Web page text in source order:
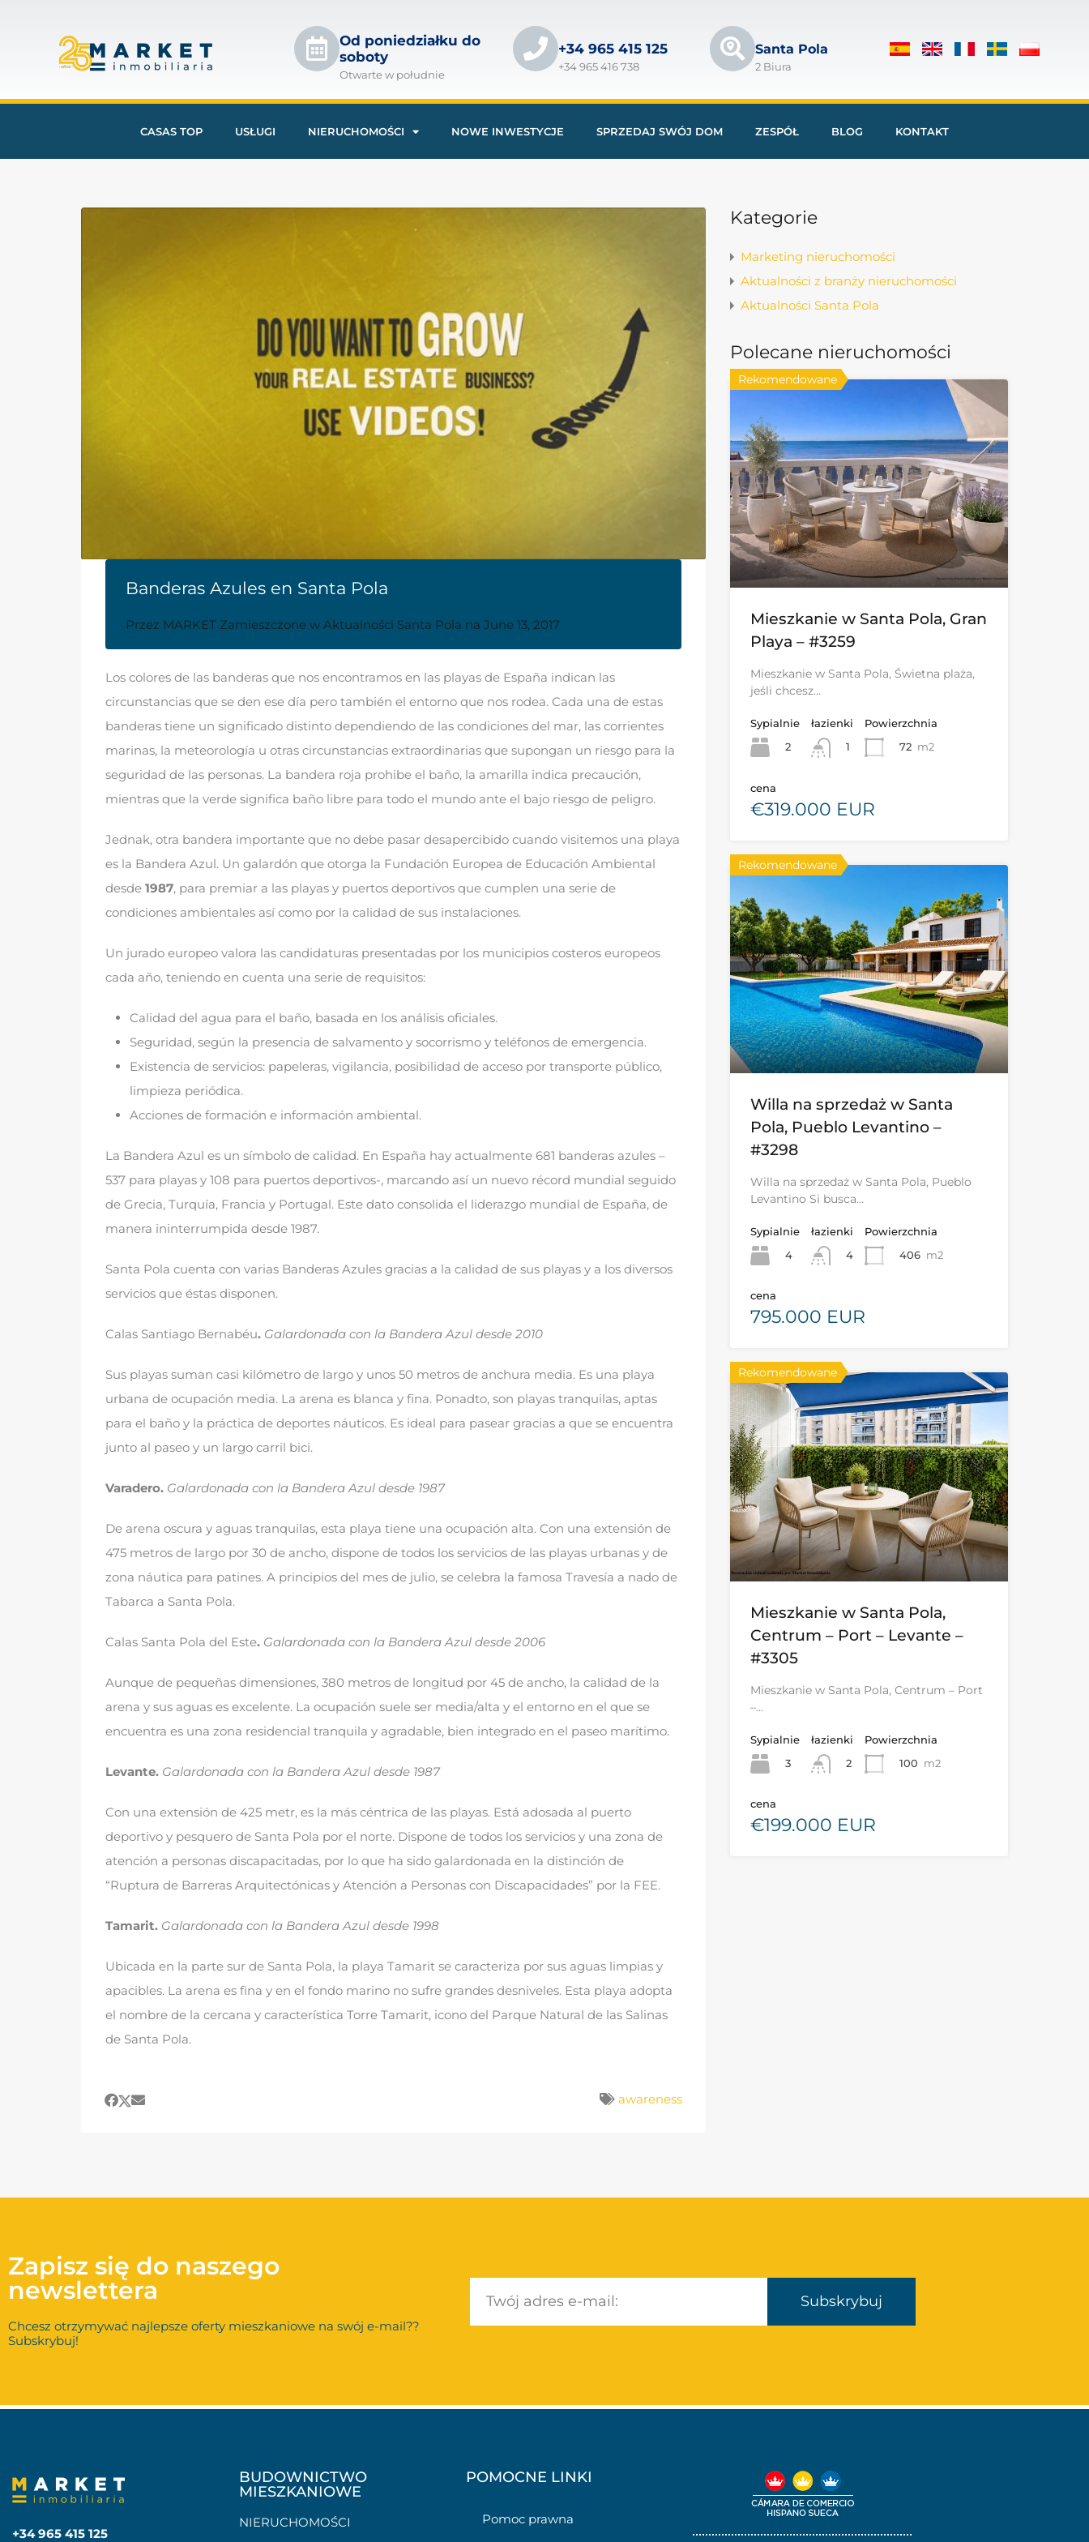
Od poniedziałku do
soboty
Otwarte w południe
+34 965 415 125
+34 965 416 738
Santa Pola
2 Biura
CASAS TOP USŁUGI NIERUCHOMOŚCI NOWE INWESTYCJE SPRZEDAJ SWÓJ DOM ZESPÓŁ BLOG KONTAKT
Banderas Azules en Santa Pola
Przez MARKET Zamieszczone w Aktualności Santa Pola na June 13, 2017
Los colores de las banderas que nos encontramos en las playas de España indican las
circunstancias que se den ese día pero también el entorno que nos rodea. Cada una de estas
banderas tiene un significado distinto dependiendo de las condiciones del mar, las corrientes
marinas, la meteorología u otras circunstancias extraordinarias que supongan un riesgo para la
seguridad de las personas. La bandera roja prohibe el baño, la amarilla indica precaución,
mientras que la verde significa baño libre para todo el mundo ante el bajo riesgo de peligro.
Jednak, otra bandera importante que no debe pasar desapercibido cuando visitemos una playa
es la Bandera Azul. Un galardón que otorga la Fundación Europea de Educación Ambiental
desde 1987, para premiar a las playas y puertos deportivos que cumplen una serie de
condiciones ambientales así como por la calidad de sus instalaciones.
Un jurado europeo valora las candidaturas presentadas por los municipios costeros europeos
cada año, teniendo en cuenta una serie de requisitos:
Calidad del agua para el baño, basada en los análisis oficiales.
Seguridad, según la presencia de salvamento y socorrismo y teléfonos de emergencia.
Existencia de servicios: papeleras, vigilancia, posibilidad de acceso por transporte público,
limpieza periódica.
Acciones de formación e información ambiental.
La Bandera Azul es un símbolo de calidad. En España hay actualmente 681 banderas azules –
537 para playas y 108 para puertos deportivos-, marcando así un nuevo récord mundial seguido
de Grecia, Turquía, Francia y Portugal. Este dato consolida el liderazgo mundial de España, de
manera ininterrumpida desde 1987.
Santa Pola cuenta con varias Banderas Azules gracias a la calidad de sus playas y a los diversos
servicios que éstas disponen.
Calas Santiago Bernabéu. Galardonada con la Bandera Azul desde 2010
Sus playas suman casi kilómetro de largo y unos 50 metros de anchura media. Es una playa
urbana de ocupación media. La arena es blanca y fina. Ponadto, son playas tranquilas, aptas
para el baño y la práctica de deportes náuticos. Es ideal para pasear gracias a que se encuentra
junto al paseo y un largo carril bici.
Varadero. Galardonada con la Bandera Azul desde 1987
De arena oscura y aguas tranquilas, esta playa tiene una ocupación alta. Con una extensión de
475 metros de largo por 30 de ancho, dispone de todos los servicios de las playas urbanas y de
zona náutica para patines. A principios del mes de julio, se celebra la famosa Travesía a nado de
Tabarca a Santa Pola.
Calas Santa Pola del Este. Galardonada con la Bandera Azul desde 2006
Aunque de pequeñas dimensiones, 380 metros de longitud por 45 de ancho, la calidad de la
arena y sus aguas es excelente. La ocupación suele ser media/alta y el entorno en el que se
encuentra es una zona residencial tranquila y agradable, bien integrado en el paseo marítimo.
Levante. Galardonada con la Bandera Azul desde 1987
Con una extensión de 425 metr, es la más céntrica de las playas. Está adosada al puerto
deportivo y pesquero de Santa Pola por el norte. Dispone de todos los servicios y una zona de
atención a personas discapacitadas, por lo que ha sido galardonada en la distinción de
“Ruptura de Barreras Arquitectónicas y Atención a Personas con Discapacidades” por la FEE.
Tamarit. Galardonada con la Bandera Azul desde 1998
Ubicada en la parte sur de Santa Pola, la playa Tamarit se caracteriza por sus aguas limpias y
apacibles. La arena es fina y en el fondo marino no sufre grandes desniveles. Esta playa adopta
el nombre de la cercana y característica Torre Tamarit, icono del Parque Natural de las Salinas
de Santa Pola.
awareness
Kategorie
Marketing nieruchomości
Aktualności z branży nieruchomości
Aktualności Santa Pola
Polecane nieruchomości
Rekomendowane
Mieszkanie w Santa Pola, Gran
Playa – #3259
Mieszkanie w Santa Pola, Świetna plaża,
jeśli chcesz…
Sypialnie
2
łazienki
1
Powierzchnia
72 m2
cena
€319.000 EUR
Rekomendowane
Willa na sprzedaż w Santa
Pola, Pueblo Levantino –
#3298
Willa na sprzedaż w Santa Pola, Pueblo
Levantino Si busca…
Sypialnie
4
łazienki
4
Powierzchnia
406 m2
cena
795.000 EUR
Rekomendowane
Mieszkanie w Santa Pola,
Centrum – Port – Levante –
#3305
Mieszkanie w Santa Pola, Centrum – Port
–…
Sypialnie
3
łazienki
2
Powierzchnia
100 m2
cena
€199.000 EUR
Zapisz się do naszego
newslettera
Chcesz otrzymywać najlepsze oferty mieszkaniowe na swój e-mail??
Subskrybuj!
Subskrybuj
+34 965 415 125
BUDOWNICTWO
MIESZKANIOWE
NIERUCHOMOŚCI
POMOCNE LINKI
Pomoc prawna